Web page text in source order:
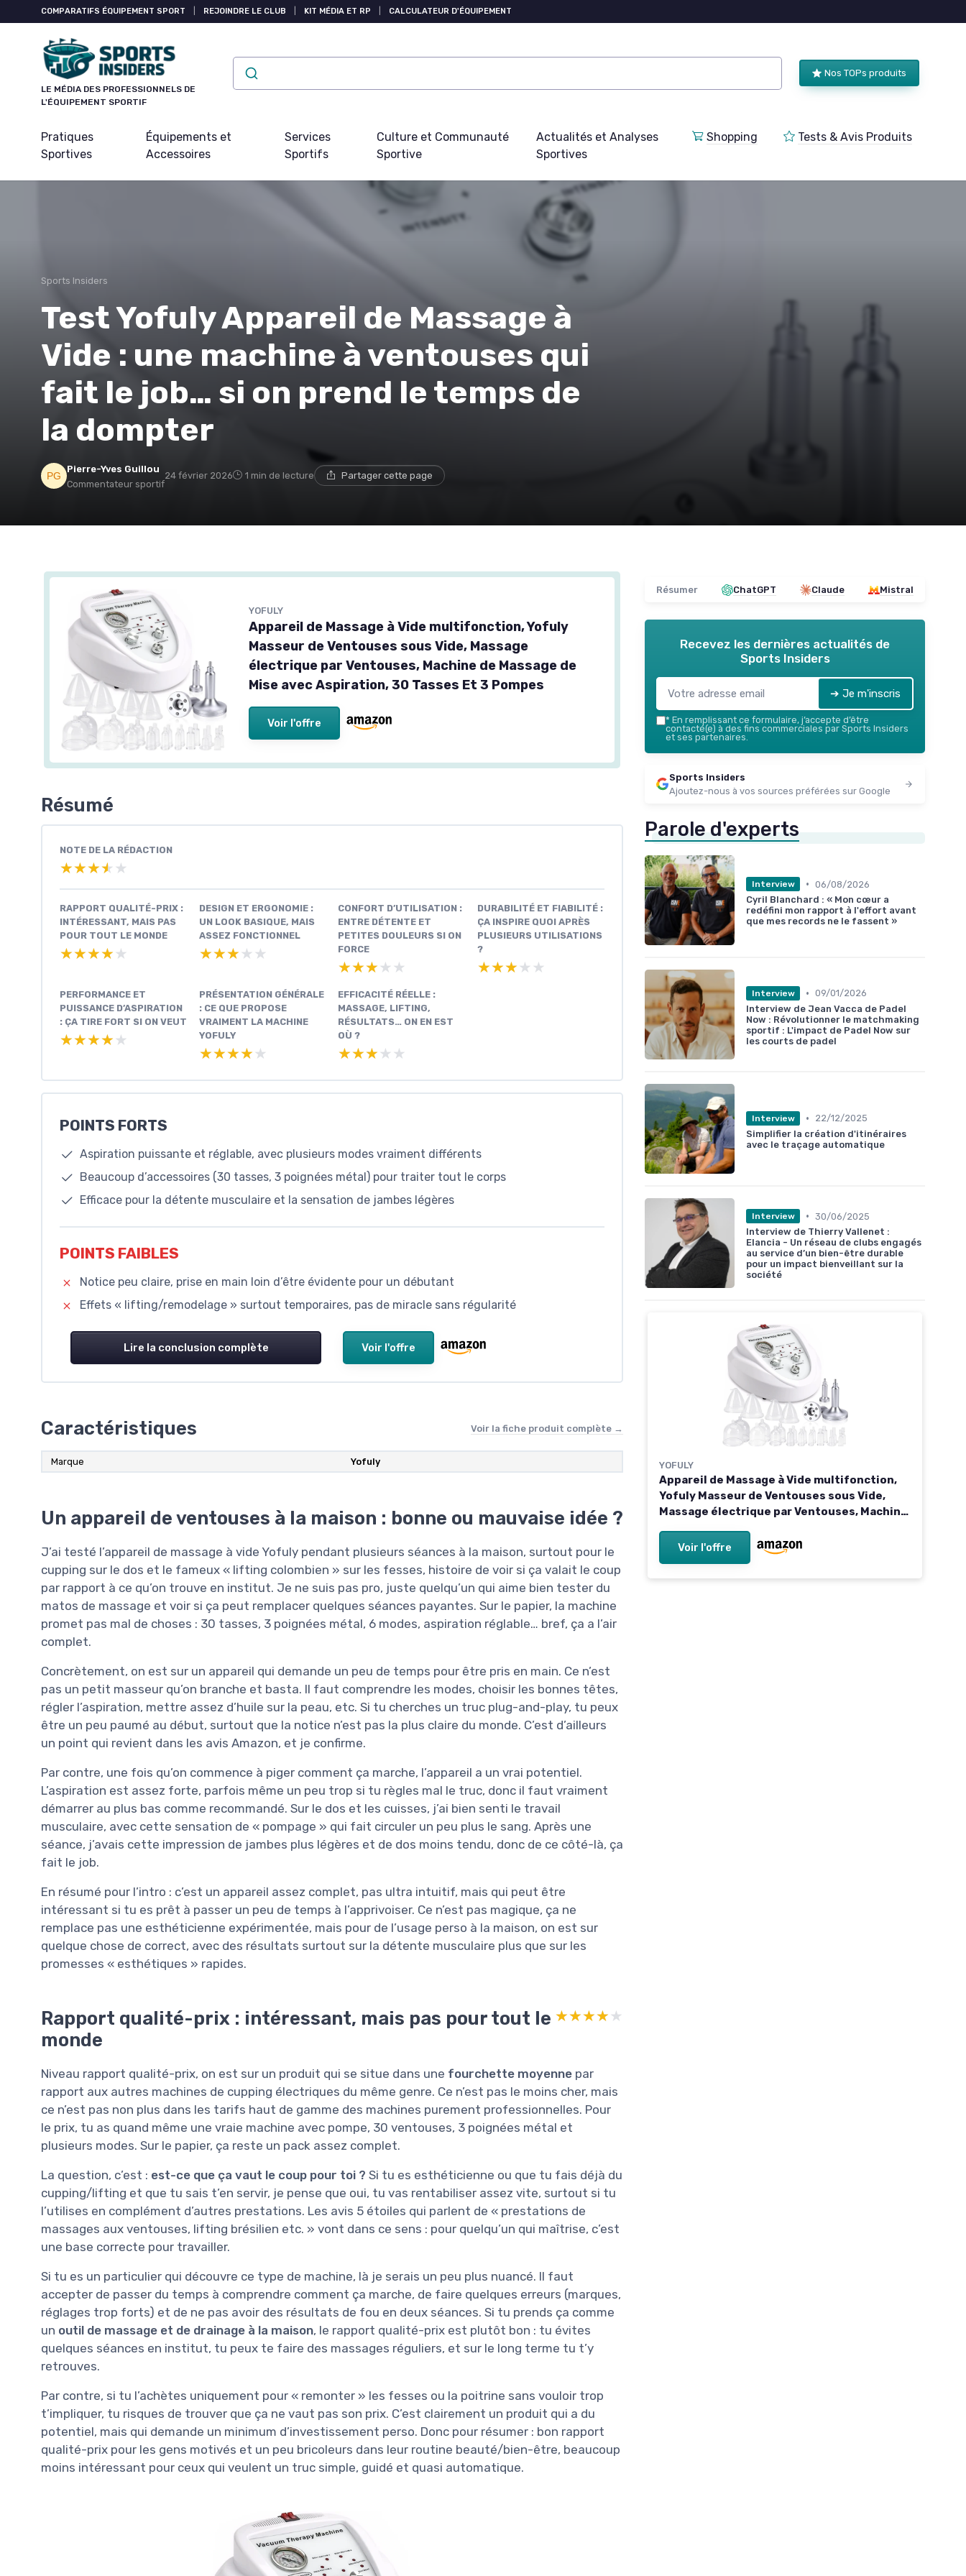
COMPARATIFS ÉQUIPEMENT SPORT REJOINDRE LE CLUB KIT MÉDIA ET RP CALCULATEUR D'ÉQUIPEMENT
LE MÉDIA DES PROFESSIONNELS DE
L'ÉQUIPEMENT SPORTIF
Nos TOPs produits
Pratiques
Sportives
Équipements et
Accessoires
Services
Sportifs
Culture et Communauté
Sportive
Actualités et Analyses
Sportives
Shopping Tests & Avis Produits
Sports Insiders
Test Yofuly Appareil de Massage à
Vide : une machine à ventouses qui
fait le job… si on prend le temps de
la dompter
Pierre-Yves Guillou
Commentateur sportif
24 février 2026 1 min de lecture Partager cette page
YOFULY
Appareil de Massage à Vide multifonction, Yofuly
Masseur de Ventouses sous Vide, Massage
électrique par Ventouses, Machine de Massage de
Mise avec Aspiration, 30 Tasses Et 3 Pompes
Voir l'offre
Résumé
NOTE DE LA RÉDACTION
★★★★★
★★★★★
RAPPORT QUALITÉ-PRIX :
INTÉRESSANT, MAIS PAS
POUR TOUT LE MONDE
★★★★★
★★★★★
DESIGN ET ERGONOMIE :
UN LOOK BASIQUE, MAIS
ASSEZ FONCTIONNEL
★★★★★
★★★★★
CONFORT D’UTILISATION :
ENTRE DÉTENTE ET
PETITES DOULEURS SI ON
FORCE
★★★★★
★★★★★
DURABILITÉ ET FIABILITÉ :
ÇA INSPIRE QUOI APRÈS
PLUSIEURS UTILISATIONS
?
★★★★★
★★★★★
PERFORMANCE ET
PUISSANCE D’ASPIRATION
: ÇA TIRE FORT SI ON VEUT
★★★★★
★★★★★
PRÉSENTATION GÉNÉRALE
: CE QUE PROPOSE
VRAIMENT LA MACHINE
YOFULY
★★★★★
★★★★★
EFFICACITÉ RÉELLE :
MASSAGE, LIFTING,
RÉSULTATS… ON EN EST
OÙ ?
★★★★★
★★★★★
POINTS FORTS
Aspiration puissante et réglable, avec plusieurs modes vraiment différents
Beaucoup d’accessoires (30 tasses, 3 poignées métal) pour traiter tout le corps
Efficace pour la détente musculaire et la sensation de jambes légères
POINTS FAIBLES
Notice peu claire, prise en main loin d’être évidente pour un débutant
Effets « lifting/remodelage » surtout temporaires, pas de miracle sans régularité
Lire la conclusion complète Voir l'offre
Caractéristiques Voir la fiche produit complète →
Marque ‎Yofuly
Un appareil de ventouses à la maison : bonne ou mauvaise idée ?
J’ai testé l’appareil de massage à vide Yofuly pendant plusieurs séances à la maison, surtout pour le
cupping sur le dos et le fameux « lifting colombien » sur les fesses, histoire de voir si ça valait le coup
par rapport à ce qu’on trouve en institut. Je ne suis pas pro, juste quelqu’un qui aime bien tester du
matos de massage et voir si ça peut remplacer quelques séances payantes. Sur le papier, la machine
promet pas mal de choses : 30 tasses, 3 poignées métal, 6 modes, aspiration réglable… bref, ça a l’air
complet.
Concrètement, on est sur un appareil qui demande un peu de temps pour être pris en main. Ce n’est
pas un petit masseur qu’on branche et basta. Il faut comprendre les modes, choisir les bonnes têtes,
régler l’aspiration, mettre assez d’huile sur la peau, etc. Si tu cherches un truc plug-and-play, tu peux
être un peu paumé au début, surtout que la notice n’est pas la plus claire du monde. C’est d’ailleurs
un point qui revient dans les avis Amazon, et je confirme.
Par contre, une fois qu’on commence à piger comment ça marche, l’appareil a un vrai potentiel.
L’aspiration est assez forte, parfois même un peu trop si tu règles mal le truc, donc il faut vraiment
démarrer au plus bas comme recommandé. Sur le dos et les cuisses, j’ai bien senti le travail
musculaire, avec cette sensation de « pompage » qui fait circuler un peu plus le sang. Après une
séance, j’avais cette impression de jambes plus légères et de dos moins tendu, donc de ce côté-là, ça
fait le job.
En résumé pour l’intro : c’est un appareil assez complet, pas ultra intuitif, mais qui peut être
intéressant si tu es prêt à passer un peu de temps à l’apprivoiser. Ce n’est pas magique, ça ne
remplace pas une esthéticienne expérimentée, mais pour de l’usage perso à la maison, on est sur
quelque chose de correct, avec des résultats surtout sur la détente musculaire plus que sur les
promesses « esthétiques » rapides.
Rapport qualité-prix : intéressant, mais pas pour tout le
monde
★★★★★
★★★★★
Niveau rapport qualité-prix, on est sur un produit qui se situe dans une fourchette moyenne par
rapport aux autres machines de cupping électriques du même genre. Ce n’est pas le moins cher, mais
ce n’est pas non plus dans les tarifs haut de gamme des machines purement professionnelles. Pour
le prix, tu as quand même une vraie machine avec pompe, 30 ventouses, 3 poignées métal et
plusieurs modes. Sur le papier, ça reste un pack assez complet.
La question, c’est : est-ce que ça vaut le coup pour toi ? Si tu es esthéticienne ou que tu fais déjà du
cupping/lifting et que tu sais t’en servir, je pense que oui, tu vas rentabiliser assez vite, surtout si tu
l’utilises en complément d’autres prestations. Les avis 5 étoiles qui parlent de « prestations de
massages aux ventouses, lifting brésilien etc. » vont dans ce sens : pour quelqu’un qui maîtrise, c’est
une base correcte pour travailler.
Si tu es un particulier qui découvre ce type de machine, là je serais un peu plus nuancé. Il faut
accepter de passer du temps à comprendre comment ça marche, de faire quelques erreurs (marques,
réglages trop forts) et de ne pas avoir des résultats de fou en deux séances. Si tu prends ça comme
un outil de massage et de drainage à la maison, le rapport qualité-prix est plutôt bon : tu évites
quelques séances en institut, tu peux te faire des massages réguliers, et sur le long terme tu t’y
retrouves.
Par contre, si tu l’achètes uniquement pour « remonter » les fesses ou la poitrine sans vouloir trop
t’impliquer, tu risques de trouver que ça ne vaut pas son prix. C’est clairement un produit qui a du
potentiel, mais qui demande un minimum d’investissement perso. Donc pour résumer : bon rapport
qualité-prix pour les gens motivés et un peu bricoleurs dans leur routine beauté/bien-être, beaucoup
moins intéressant pour ceux qui veulent un truc simple, guidé et quasi automatique.
Résumer ChatGPT Claude Mistral
Recevez les dernières actualités de
Sports Insiders
➔ Je m'inscris
* En remplissant ce formulaire, j’accepte d’être
contacté(e) à des fins commerciales par Sports Insiders
et ses partenaires.
Sports Insiders
Ajoutez-nous à vos sources préférées sur Google
Parole d'experts
Interview • 06/08/2026
Cyril Blanchard : « Mon cœur a
redéfini mon rapport à l'effort avant
que mes records ne le fassent »
Interview • 09/01/2026
Interview de Jean Vacca de Padel
Now : Révolutionner le matchmaking
sportif : L'impact de Padel Now sur
les courts de padel
Interview •
22/12/2025
Simplifier la création d'itinéraires
avec le traçage automatique
Interview • 30/06/2025
Interview de Thierry Vallenet :
Elancia - Un réseau de clubs engagés
au service d’un bien-être durable
pour un impact bienveillant sur la
société
YOFULY
Appareil de Massage à Vide multifonction,
Yofuly Masseur de Ventouses sous Vide,
Massage électrique par Ventouses, Machine
Tasses Et 3 Pompes
Voir l'offre
Panneau de gestion des cookies